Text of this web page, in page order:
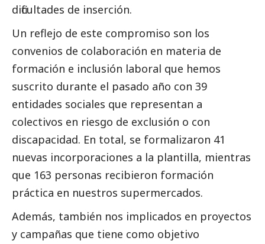
dificultades de inserción.
Un reflejo de este compromiso son los
convenios de colaboración en materia de
formación e inclusión laboral que hemos
suscrito durante el pasado año con 39
entidades sociales que representan a
colectivos en riesgo de exclusión o con
discapacidad. En total, se formalizaron 41
nuevas incorporaciones a la plantilla, mientras
que 163 personas recibieron formación
práctica en nuestros supermercados.
Además, también nos implicados en proyectos
y campañas que tiene como objetivo